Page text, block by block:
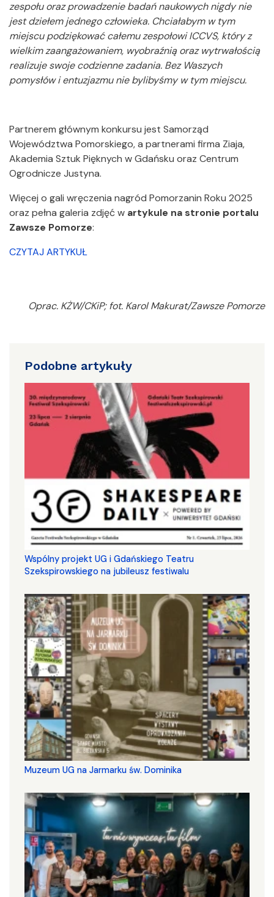
zespołu oraz prowadzenie badań naukowych nigdy nie
jest dziełem jednego człowieka. Chciałabym w tym
miejscu podziękować całemu zespołowi ICCVS, który z
wielkim zaangażowaniem, wyobraźnią oraz wytrwałością
realizuje swoje codzienne zadania. Bez Waszych
pomysłów i entuzjazmu nie bylibyśmy w tym miejscu.
Partnerem głównym konkursu jest Samorząd
Województwa Pomorskiego, a partnerami firma Ziaja,
Akademia Sztuk Pięknych w Gdańsku oraz Centrum
Ogrodnicze Justyna.
Więcej o gali wręczenia nagród Pomorzanin Roku 2025
oraz pełna galeria zdjęć w artykule na stronie portalu
Zawsze Pomorze:
CZYTAJ ARTYKUŁ
Oprac. KŻW/CKiP; fot. Karol Makurat/Zawsze Pomorze
Podobne artykuły
Wspólny projekt UG i Gdańskiego Teatru
Szekspirowskiego na jubileusz festiwalu
Muzeum UG na Jarmarku św. Dominika